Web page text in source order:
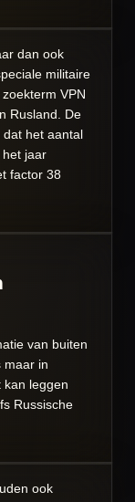
dan ook
militaire
VPN
Rusland. De
dat het aantal
jaar
factor 38
van buiten
maar in
kan leggen
Russische
ook